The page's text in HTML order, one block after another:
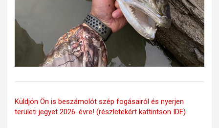
Küldjön Ön is beszámolót szép fogásairól és nyerjen
területi jegyet 2026. évre! (részletekért kattintson IDE)